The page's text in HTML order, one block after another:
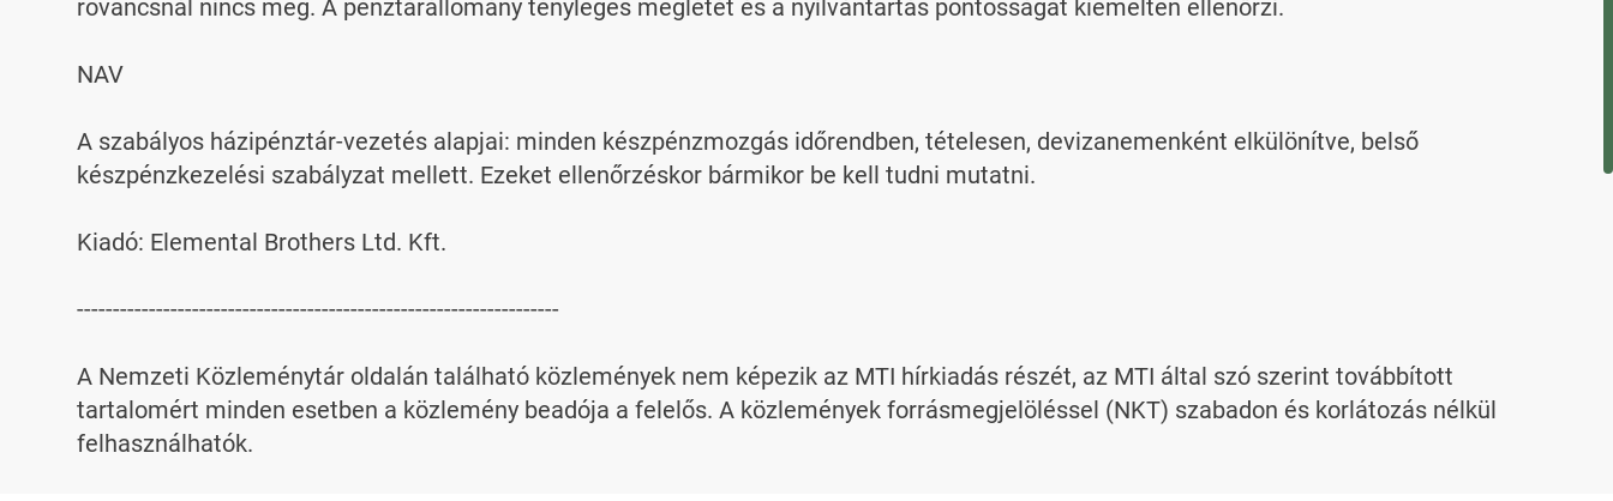
rovancsnál nincs meg. A pénztárállomány tényleges meglétét és a nyilvántartás pontosságát kiemelten ellenőrzi.
NAV
A szabályos házipénztár-vezetés alapjai: minden készpénzmozgás időrendben, tételesen, devizanemenként elkülönítve, belső
készpénzkezelési szabályzat mellett. Ezeket ellenőrzéskor bármikor be kell tudni mutatni.
Kiadó: Elemental Brothers Ltd. Kft.
-------------------------------------------------------------------
A Nemzeti Közleménytár oldalán található közlemények nem képezik az MTI hírkiadás részét, az MTI által szó szerint továbbított
tartalomért minden esetben a közlemény beadója a felelős. A közlemények forrásmegjelöléssel (NKT) szabadon és korlátozás nélkül
felhasználhatók.